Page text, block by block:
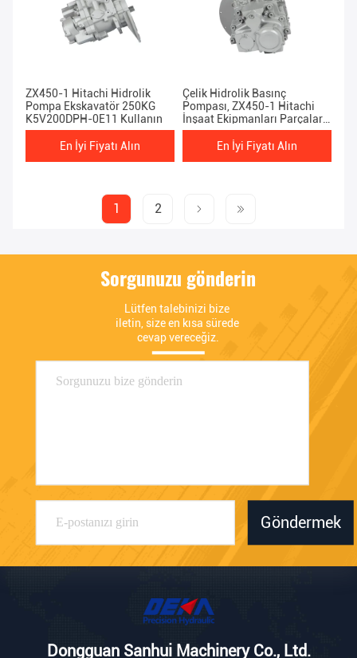
ZX450-1 Hitachi Hidrolik
Pompa Ekskavatör 250KG
K5V200DPH-0E11 Kullanın
En İyi Fiyatı Alın
Çelik Hidrolik Basınç
Pompası, ZX450-1 Hitachi
İnşaat Ekipmanları Parçaları
71.1 * 45 * 37CM
En İyi Fiyatı Alın
1 2
Sorgunuzu gönderin
Lütfen talebinizi bize
iletin, size en kısa sürede
cevap vereceğiz.
Göndermek
Dongguan Sanhui Machinery Co., Ltd.